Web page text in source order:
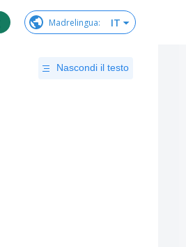
Madrelingua: IT
Nascondi il testo